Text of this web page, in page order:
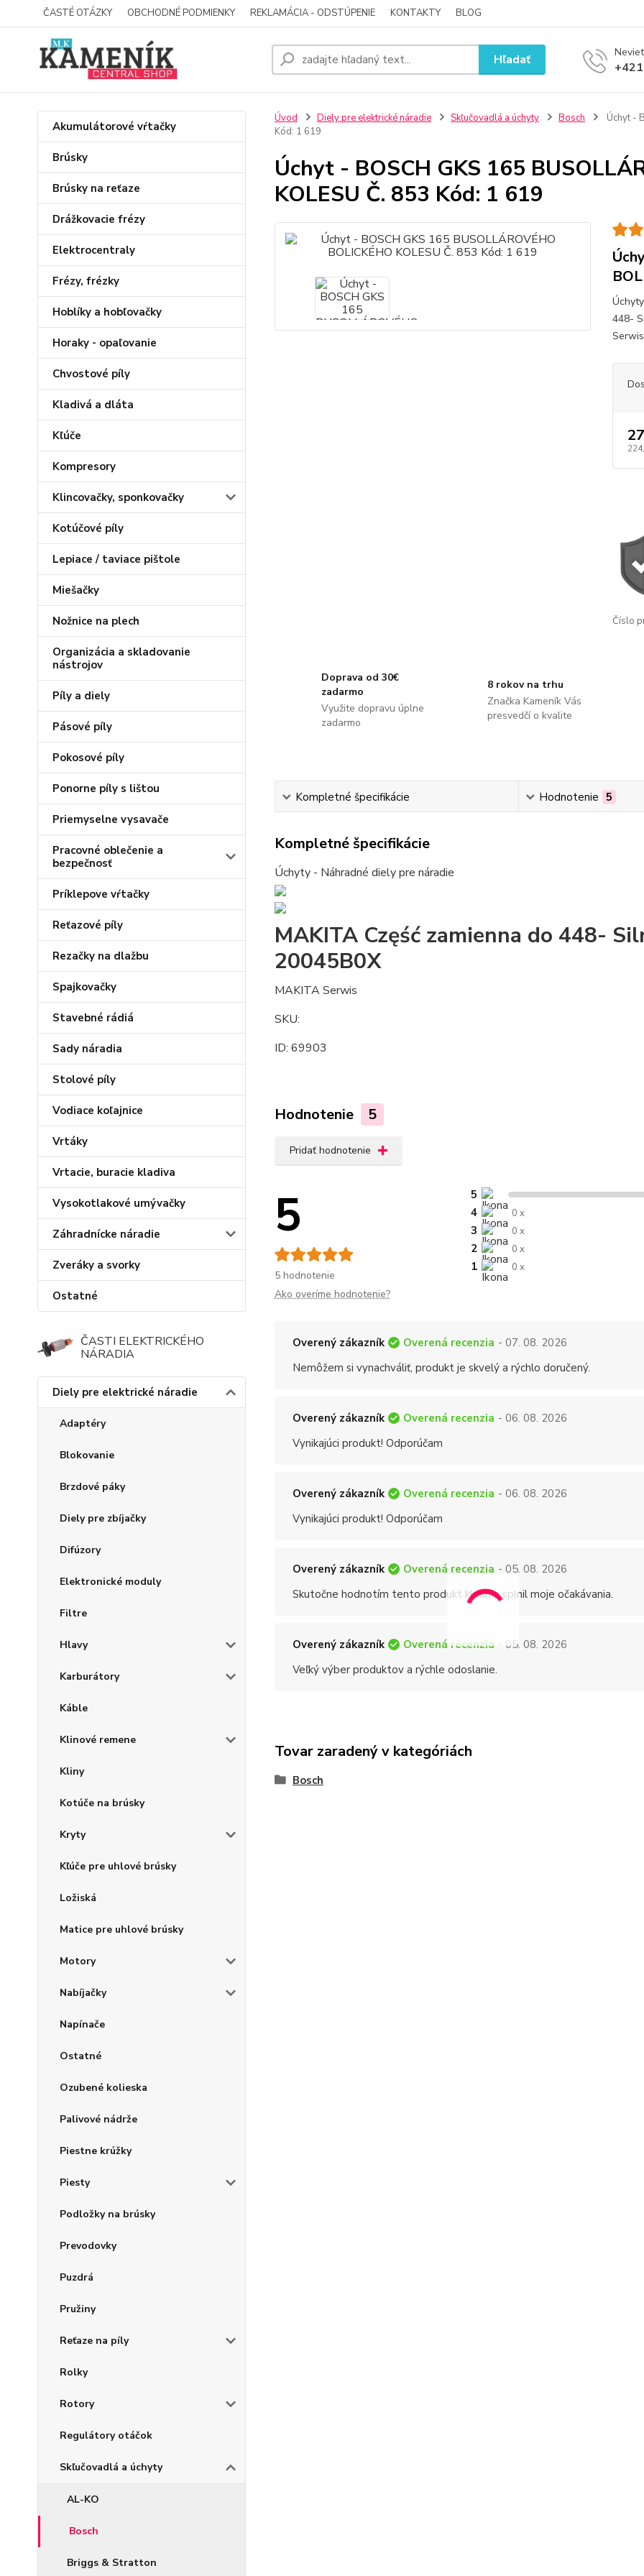
ČASTÉ OTÁZKY OBCHODNÉ PODMIENKY REKLAMÁCIA - ODSTÚPENIE KONTAKTY BLOG
Hľadať
Akumulátorové vŕtačky
Brúsky
Brúsky na reťaze
Drážkovacie frézy
Elektrocentraly
Frézy, frézky
Hoblíky a hobľovačky
Horaky - opaľovanie
Chvostové píly
Kladivá a dláta
Kľúče
Kompresory
Klincovačky, sponkovačky
Kotúčové píly
Lepiace / taviace pištole
Miešačky
Nožnice na plech
Organizácia a skladovanie
nástrojov
Píly a diely
Pásové píly
Pokosové píly
Ponorne píly s lištou
Priemyselne vysavače
Pracovné oblečenie a
bezpečnosť
Príklepove vŕtačky
Reťazové píly
Rezačky na dlažbu
Spajkovačky
Stavebné rádiá
Sady náradia
Stolové píly
Vodiace koľajnice
Vrtáky
Vrtacie, buracie kladiva
Vysokotlakové umývačky
Záhradnícke náradie
Zveráky a svorky
Ostatné
ČASTI ELEKTRICKÉHO
NÁRADIA
Diely pre elektrické náradie
Adaptéry
Blokovanie
Brzdové páky
Diely pre zbíjačky
Difúzory
Elektronické moduly
Filtre
Hlavy
Karburátory
Káble
Klinové remene
Kliny
Kotúče na brúsky
Kryty
Kľúče pre uhlové brúsky
Ložiská
Matice pre uhlové brúsky
Motory
Nabíjačky
Napínače
Ostatné
Ozubené kolieska
Palivové nádrže
Piestne krúžky
Piesty
Podložky na brúsky
Prevodovky
Puzdrá
Pružiny
Reťaze na píly
Rolky
Rotory
Regulátory otáčok
Skľučovadlá a úchyty
AL-KO
Bosch
Briggs & Stratton
Úvod Diely pre elektrické náradie Skľučovadlá a úchyty Bosch
Úchyt -
Kód: 1 619
Úchyt - BOSCH GKS 165
KOLESU Č. 853 Kód: 1 619
448-
Číslo
Doprava od 30€
zadarmo
Využite dopravu úplne
zadarmo
8 rokov na trhu
Značka Kameník Vás
presvedčí o kvalite
Kompletné špecifikácie Hodnotenie 5
Kompletné špecifikácie
Úchyty - Náhradné diely pre náradie
MAKITA Część zamienna do 448-
20045B0X
MAKITA Serwis
SKU:
ID: 69903
Hodnotenie 5
Pridať hodnotenie
5
5 hodnotenie
5
4
0 x
3 0 x
2 0 x
1 0 x
Ako overíme hodnotenie?
Overený zákazník Overená recenzia - 07. 08. 2026
Nemôžem si vynachváliť, produkt je skvelý a rýchlo doručený.
Overený zákazník Overená recenzia - 06. 08. 2026
Vynikajúci produkt! Odporúčam
Overený zákazník Overená recenzia - 06. 08. 2026
Vynikajúci produkt! Odporúčam
Overený zákazník Overená recenzia - 05. 08. 2026
Skutočne hodnotím tento produkt kladne, splnil moje očakávania.
Overený zákazník Overená recenzia - 05. 08. 2026
Veľký výber produktov a rýchle odoslanie.
Tovar zaradený v kategóriách
Bosch